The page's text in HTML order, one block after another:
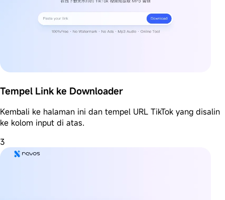
Tempel Link ke Downloader
Kembali ke halaman ini dan tempel URL TikTok yang disalin
ke kolom input di atas.
3